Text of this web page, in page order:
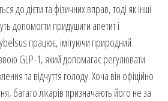
до дієти та фізичних вправ, тоді як інші
допомогти придушити апетит і
працює, імітуючи природний
GLP-1, який допомагає регулювати
та відчуття голоду. Хоча він офіційно
багато лікарів призначають його не за